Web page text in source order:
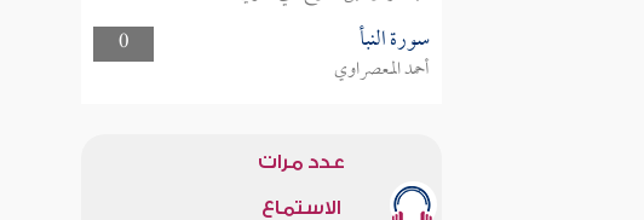
0
سورة النبأ
أحمد المعصراوي
عدد مرات
الاستماع